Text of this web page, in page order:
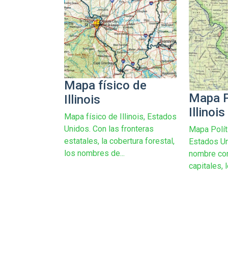
Mapa físico de
Illinois
Mapa físico de Illinois, Estados
Unidos. Con las fronteras
estatales, la cobertura forestal,
los nombres de...
Mapa
Illinois
Mapa
Estados
nombre
capitales,